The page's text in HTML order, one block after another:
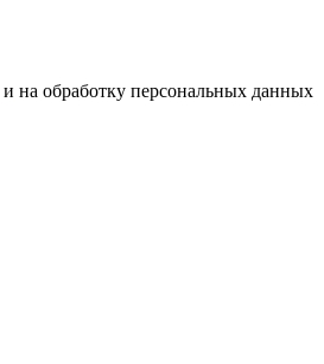
и на обработку персональных данных